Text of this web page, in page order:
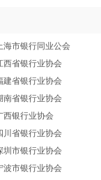
海市银行同业公会
西省银行业协会
建省银行业协会
南省银行业协会
西银行业协会
川省银行业协会
圳市银行业协会
波市银行业协会